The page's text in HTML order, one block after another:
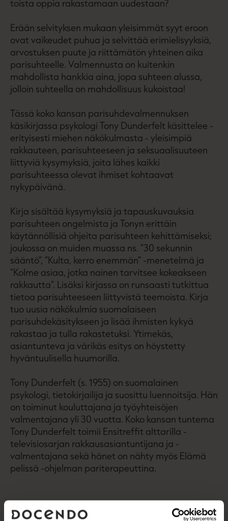
toista oppia rakastamaan uudestaan?
Erään selvityksen mukaan yleisimmät syyt eroon
ovat vaikeudet puhua ja selvittää erimielisyyksiä,
arvostuksen puute ja riittämätön yhteinen aika
parisuhteelle. Valmennusta on kuitenkin
mahdollista hankkia aina, jopa suhteen alussa,
jolloin suhteella on mahdollisuus kukoistaa!
Tässä koko kansan parisuhdevalmennuksen
käsikirjassa psykologi Tony Dunderfelt käsittelee -
erityisesti miehen näkökulmasta - yleisimpiä
rakkauteen, parisuhteeseen ja seksuaalisuuteen
liittyviä kysymyksiä, joita lähes kaikki
parisuhteessa olevat ihmiset kohtaavat
nykypäivänä.
Kirja sisältää kysymyksiä ja tapauskuvauksia
parisuhteen ongelmista ja Tonyn erittäin
käytännöllisiä ohjeita parisuhteen kehittämiseksi;
joukossa on muiden muassa ns. ”30 sekunnin
sääntö”, ”Kulta, kerro enemmän” -menetelmä ja
”Kolme asiaa, jotka nainen tarvitsee kokeakseen
rakkautta”. Lisäksi kirjassa on runsaasti tutkittua
tietoa parisuhteeseen liittyvistä teemoista. Kirja
tuo uusia näkökulmia suomalaiseen
parisuhdekäsitykseen ja lisää ihmisten kykyä
rakastaa ja tulla rakastetuksi. Ytimekäs,
asiantunteva ja värikäs esitys on höystetty
hyväntuulisella huumorilla.
Tony Dunderfelt (s. 1955) on suomalainen
psykologi, tietokirjailija ja suosittu luennoitsija. Hän
on toiminut kouluttajana ja työyhteisöjen
valmentajana yli 30 vuotta. Koko kansan tuntema
Tony Dunderfelt toimii Ensitreffit alttarilla -
televisiosarjan rakkausasiantuntijana ja -
valmentajana sekä hänet on nähty myös Elämä
pelissä -ohjelman pariterapeuttina.
Kirjan tiedot